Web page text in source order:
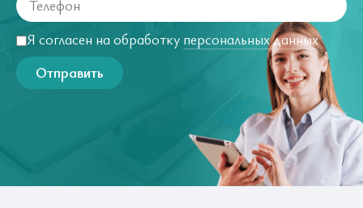
Я согласен на обработку персональных данных
Отправить